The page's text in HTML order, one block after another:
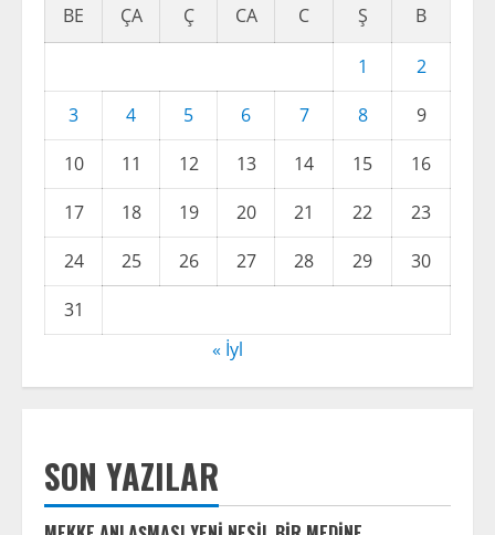
g
BE ÇA Ç CA C Ş B
1
2
3
4 5 6 7 8
9
10
11 12 13 14 15
16
17
18 19 20 21 22
23
24
25 26 27 28 29
30
31
« İyl
SON YAZILAR